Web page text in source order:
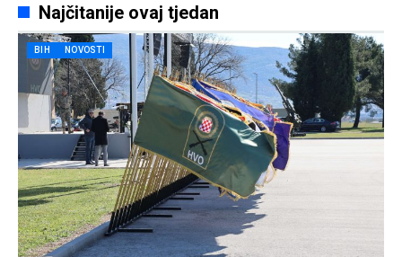
Najčitanije ovaj tjedan
BIH NOVOSTI